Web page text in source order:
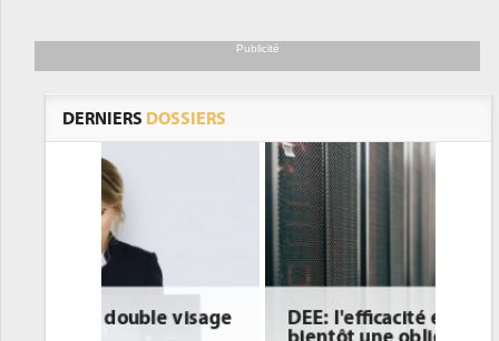
Publicité
DERNIERS DOSSIERS
DEE: l'efficacité énergétique